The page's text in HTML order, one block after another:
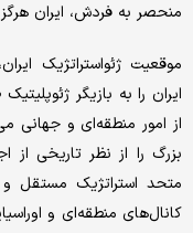
منحصر به فردش، ایران
موقعیت ژئواستراتژیک
ایران را به بازیگر
از امور منطقه‌ای و
بزرگ را از نظر تاریخی
متحد استراتژیک مستقل و
کانال‌های منطقه‌ای و